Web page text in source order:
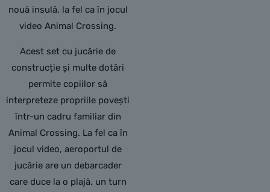
nouă insulă, la fel ca în jocul
video Animal Crossing.
Acest set cu jucărie de
construcție și multe dotări
permite copiilor să
interpreteze propriile povești
într-un cadru familiar din
Animal Crossing. La fel ca în
jocul video, aeroportul de
jucărie are un debarcader
care duce la o plajă, un turn